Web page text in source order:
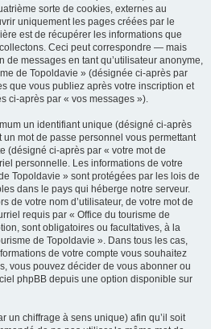
sorte de cookies, externes au
uniquement les pages créées par le
est de récupérer les informations que
Ceci peut correspondre — mais
de messages en tant qu’utilisateur anonyme,
de Topoldavie » (désignée ci-après par
que vous publiez après votre inscription et
ci-après par « vos messages »).
un identifiant unique (désigné ci-après
un mot de passe personnel vous permettant
(désigné ci-après par « votre mot de
personnelle. Les informations de votre
Topoldavie » sont protégées par les lois de
dans le pays qui héberge notre serveur.
de votre nom d’utilisateur, de votre mot de
requis par « Office du tourisme de
sont obligatoires ou facultatives, à la
de Topoldavie ». Dans tous les cas,
de votre compte vous souhaitez
vous pouvez décider de vous abonner ou
phpBB depuis une option disponible sur
un chiffrage à sens unique) afin qu’il soit